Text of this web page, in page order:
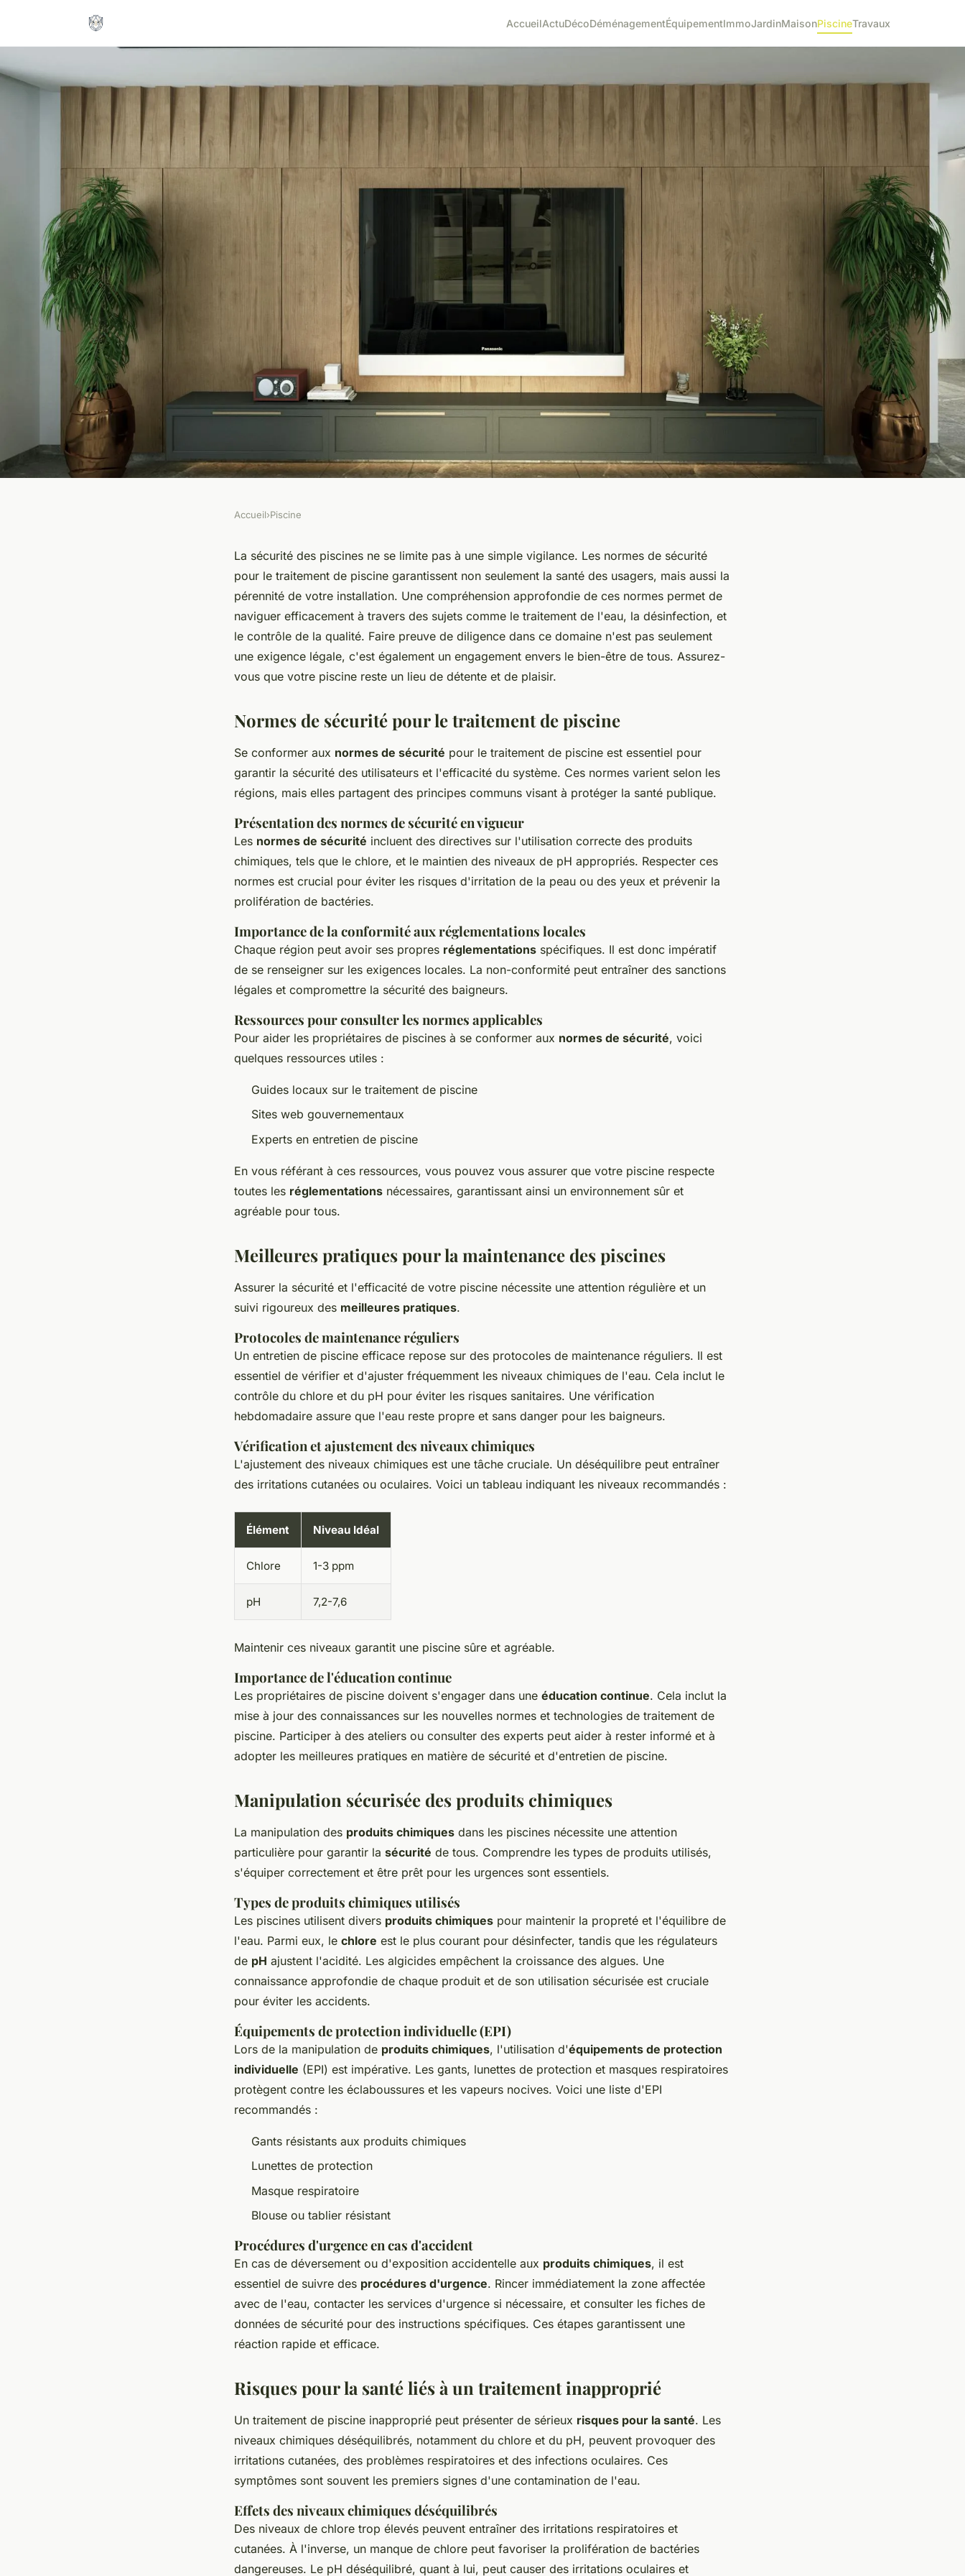
AccueilActuDécoDéménagementÉquipementImmoJardinMaisonPiscineTravaux
Comprendre les normes de sécurité
pour le traitement de piscine
Accueil›Piscine
La sécurité des piscines ne se limite pas à une simple vigilance. Les normes de sécurité
pour le traitement de piscine garantissent non seulement la santé des usagers, mais aussi la
pérennité de votre installation. Une compréhension approfondie de ces normes permet de
naviguer efficacement à travers des sujets comme le traitement de l'eau, la désinfection, et
le contrôle de la qualité. Faire preuve de diligence dans ce domaine n'est pas seulement
une exigence légale, c'est également un engagement envers le bien-être de tous. Assurez-
vous que votre piscine reste un lieu de détente et de plaisir.
Normes de sécurité pour le traitement de piscine
Se conformer aux normes de sécurité pour le traitement de piscine est essentiel pour
garantir la sécurité des utilisateurs et l'efficacité du système. Ces normes varient selon les
régions, mais elles partagent des principes communs visant à protéger la santé publique.
Présentation des normes de sécurité en vigueur
Les normes de sécurité incluent des directives sur l'utilisation correcte des produits
chimiques, tels que le chlore, et le maintien des niveaux de pH appropriés. Respecter ces
normes est crucial pour éviter les risques d'irritation de la peau ou des yeux et prévenir la
prolifération de bactéries.
Importance de la conformité aux réglementations locales
Chaque région peut avoir ses propres réglementations spécifiques. Il est donc impératif
de se renseigner sur les exigences locales. La non-conformité peut entraîner des sanctions
légales et compromettre la sécurité des baigneurs.
Ressources pour consulter les normes applicables
Pour aider les propriétaires de piscines à se conformer aux normes de sécurité, voici
quelques ressources utiles :
Guides locaux sur le traitement de piscine
Sites web gouvernementaux
Experts en entretien de piscine
En vous référant à ces ressources, vous pouvez vous assurer que votre piscine respecte
toutes les réglementations nécessaires, garantissant ainsi un environnement sûr et
agréable pour tous.
Meilleures pratiques pour la maintenance des piscines
Assurer la sécurité et l'efficacité de votre piscine nécessite une attention régulière et un
suivi rigoureux des meilleures pratiques.
Protocoles de maintenance réguliers
Un entretien de piscine efficace repose sur des protocoles de maintenance réguliers. Il est
essentiel de vérifier et d'ajuster fréquemment les niveaux chimiques de l'eau. Cela inclut le
contrôle du chlore et du pH pour éviter les risques sanitaires. Une vérification
hebdomadaire assure que l'eau reste propre et sans danger pour les baigneurs.
Vérification et ajustement des niveaux chimiques
L'ajustement des niveaux chimiques est une tâche cruciale. Un déséquilibre peut entraîner
des irritations cutanées ou oculaires. Voici un tableau indiquant les niveaux recommandés :
Élément Niveau Idéal
Chlore 1-3 ppm
pH 7,2-7,6
Maintenir ces niveaux garantit une piscine sûre et agréable.
Importance de l'éducation continue
Les propriétaires de piscine doivent s'engager dans une éducation continue. Cela inclut la
mise à jour des connaissances sur les nouvelles normes et technologies de traitement de
piscine. Participer à des ateliers ou consulter des experts peut aider à rester informé et à
adopter les meilleures pratiques en matière de sécurité et d'entretien de piscine.
Manipulation sécurisée des produits chimiques
La manipulation des produits chimiques dans les piscines nécessite une attention
particulière pour garantir la sécurité de tous. Comprendre les types de produits utilisés,
s'équiper correctement et être prêt pour les urgences sont essentiels.
Types de produits chimiques utilisés
Les piscines utilisent divers produits chimiques pour maintenir la propreté et l'équilibre de
l'eau. Parmi eux, le chlore est le plus courant pour désinfecter, tandis que les régulateurs
de pH ajustent l'acidité. Les algicides empêchent la croissance des algues. Une
connaissance approfondie de chaque produit et de son utilisation sécurisée est cruciale
pour éviter les accidents.
Équipements de protection individuelle (EPI)
Lors de la manipulation de produits chimiques, l'utilisation d'équipements de protection
individuelle (EPI) est impérative. Les gants, lunettes de protection et masques respiratoires
protègent contre les éclaboussures et les vapeurs nocives. Voici une liste d'EPI
recommandés :
Gants résistants aux produits chimiques
Lunettes de protection
Masque respiratoire
Blouse ou tablier résistant
Procédures d'urgence en cas d'accident
En cas de déversement ou d'exposition accidentelle aux produits chimiques, il est
essentiel de suivre des procédures d'urgence. Rincer immédiatement la zone affectée
avec de l'eau, contacter les services d'urgence si nécessaire, et consulter les fiches de
données de sécurité pour des instructions spécifiques. Ces étapes garantissent une
réaction rapide et efficace.
Risques pour la santé liés à un traitement inapproprié
Un traitement de piscine inapproprié peut présenter de sérieux risques pour la santé. Les
niveaux chimiques déséquilibrés, notamment du chlore et du pH, peuvent provoquer des
irritations cutanées, des problèmes respiratoires et des infections oculaires. Ces
symptômes sont souvent les premiers signes d'une contamination de l'eau.
Effets des niveaux chimiques déséquilibrés
Des niveaux de chlore trop élevés peuvent entraîner des irritations respiratoires et
cutanées. À l'inverse, un manque de chlore peut favoriser la prolifération de bactéries
dangereuses. Le pH déséquilibré, quant à lui, peut causer des irritations oculaires et